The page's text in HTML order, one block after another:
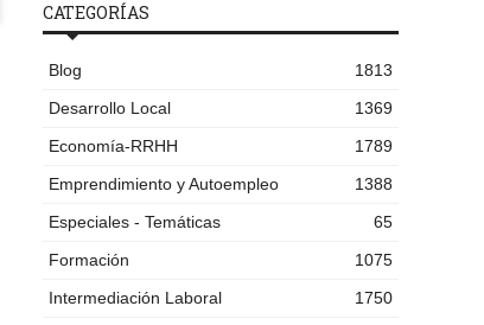
CATEGORÍAS
Blog
1813
Desarrollo Local
1369
Economía-RRHH
1789
Emprendimiento y Autoempleo
1388
Especiales - Temáticas
65
Formación
1075
Intermediación Laboral
1750